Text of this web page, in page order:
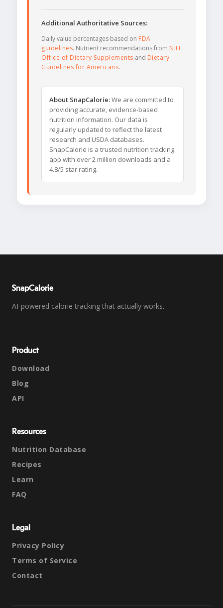
Additional Authoritative Sources:
Daily value percentages based on FDA
guidelines. Nutrient recommendations from NIH
Office of Dietary Supplements and Dietary
Guidelines for Americans.
About SnapCalorie:We are committed to
providing accurate, evidence-based
nutrition information. Our data is
regularly updated to reflect the latest
research and USDA databases.
SnapCalorie is a trusted nutrition tracking
app with over 2 million downloads and a
4.8/5 star rating.
SnapCalorie
AI-powered calorie tracking that actually works.
Product
Download
Blog
API
Resources
Nutrition Database
Recipes
Learn
FAQ
Legal
Privacy Policy
Terms of Service
Contact